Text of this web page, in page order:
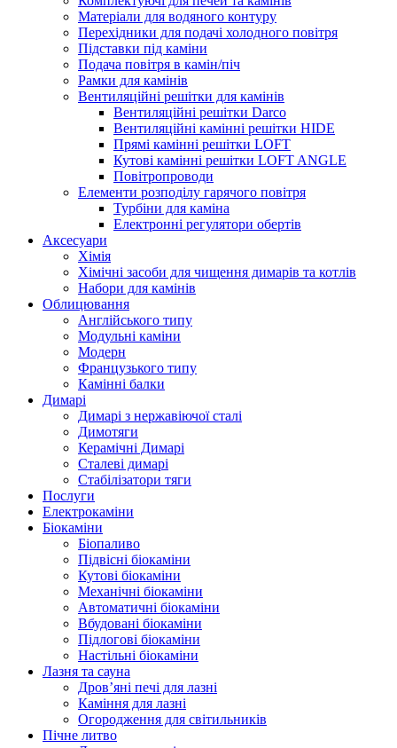
Матеріали для водяного контуру
Перехідники для подачі холодного повітря
Підставки під каміни
Подача повітря в камін/піч
Рамки для камінів
Вентиляційні решітки для камінів
Вентиляційні решітки Darco
Вентиляційні камінні решітки HIDE
Прямі камінні решітки LOFT
Кутові камінні решітки LOFT ANGLE
Повітропроводи
Елементи розподілу гарячого повітря
Турбіни для каміна
Електронні регулятори обертів
Аксесуари
Хімія
Хімічні засоби для чищення димарів та котлів
Набори для камінів
Облицювання
Англійського типу
Модульні каміни
Модерн
Французького типу
Камінні балки
Димарі
Димарі з нержавіючої сталі
Димотяги
Керамічні Димарі
Сталеві димарі
Стабілізатори тяги
Послуги
Електрокаміни
Біокаміни
Біопаливо
Підвісні біокаміни
Кутові біокаміни
Механічні біокаміни
Автоматичні біокаміни
Вбудовані біокаміни
Підлогові біокаміни
Настільні біокаміни
Лазня та сауна
Дров’яні печі для лазні
Каміння для лазні
Огородження для світильників
Пічне литво